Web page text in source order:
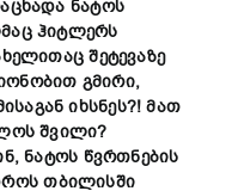
ნატოს
ჰიტლერს
შეტევაზე
გმირი,
იხსნეს?! მათ
შვილი?
ნატოს წვრთნების
თბილისში